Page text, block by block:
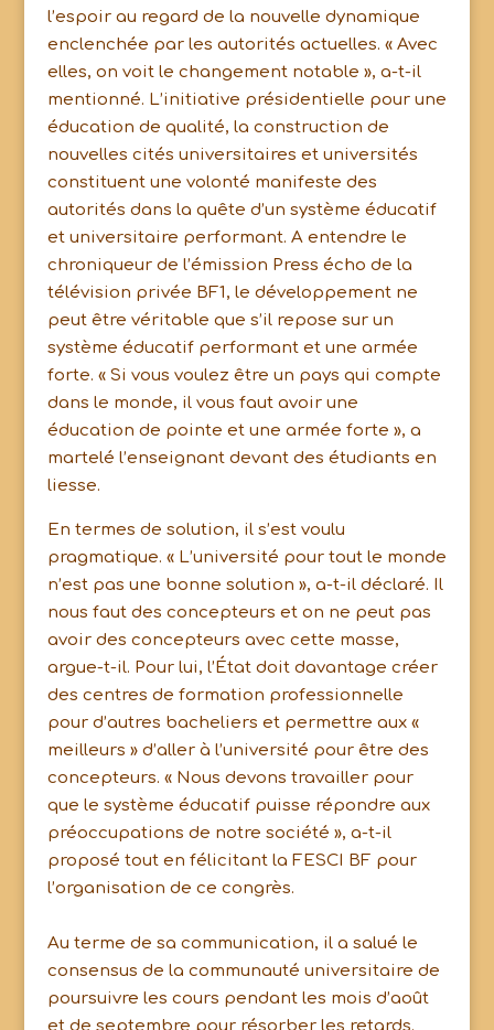
l’espoir au regard de la nouvelle dynamique
enclenchée par les autorités actuelles. « Avec
elles, on voit le changement notable », a-t-il
mentionné. L’initiative présidentielle pour une
éducation de qualité, la construction de
nouvelles cités universitaires et universités
constituent une volonté manifeste des
autorités dans la quête d’un système éducatif
et universitaire performant. A entendre le
chroniqueur de l’émission Press écho de la
télévision privée BF1, le développement ne
peut être véritable que s’il repose sur un
système éducatif performant et une armée
forte. « Si vous voulez être un pays qui compte
dans le monde, il vous faut avoir une
éducation de pointe et une armée forte », a
martelé l’enseignant devant des étudiants en
liesse.
En termes de solution, il s’est voulu
pragmatique. « L’université pour tout le monde
n’est pas une bonne solution », a-t-il déclaré. Il
nous faut des concepteurs et on ne peut pas
avoir des concepteurs avec cette masse,
argue-t-il. Pour lui, l’État doit davantage créer
des centres de formation professionnelle
pour d’autres bacheliers et permettre aux «
meilleurs » d’aller à l’université pour être des
concepteurs. « Nous devons travailler pour
que le système éducatif puisse répondre aux
préoccupations de notre société », a-t-il
proposé tout en félicitant la FESCI BF pour
l’organisation de ce congrès.
Au terme de sa communication, il a salué le
consensus de la communauté universitaire de
poursuivre les cours pendant les mois d’août
et de septembre pour résorber les retards.